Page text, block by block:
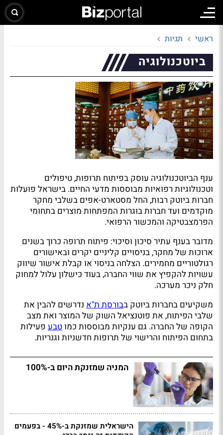
ראשי תגיות
ביוטכנולוגיה
ענף הביוטכנולוגיה עוסק בפיתוח תרופות, טיפולים
וטכנולוגיות רפואיות מבוססות מדעי החיים. בישראל פועלות
חברות ביוטק רבות, החל מסטארט-אפים בשלבי מחקר
מוקדמים ועד חברות בוגרות המפתחות מוצרים בתחומי
הפרמצבטיקה והמכשור הרפואי.
מדובר בענף עתיר סיכון וסיכוי: פיתוח תרופה כרוך בשנים
ארוכות של מחקר, בניסויים קליניים יקרים ובאישורים
רגולטוריים מחמירים. הצלחה בניסוי או קבלת אישור שיווק
עשויות להקפיץ את שווי החברה, בעוד כישלון עלול למחוק
חלק ניכר מערכה.
משקיעים בחברות ביוטק בבורסת ת"א נדרשים להבין את
שלבי הפיתוח, את פוטנציאל השוק של המוצר ואת מצב
הקופה של החברה. גם ענקיות מבוססות כמוטבע פעילות
בתחום הפיתוח והרישוי של תרופות חדשניות וגנריות.
המניה שמזנקת היום ב-100%
הישראלית שמזנקת ב-45% - בפעמים